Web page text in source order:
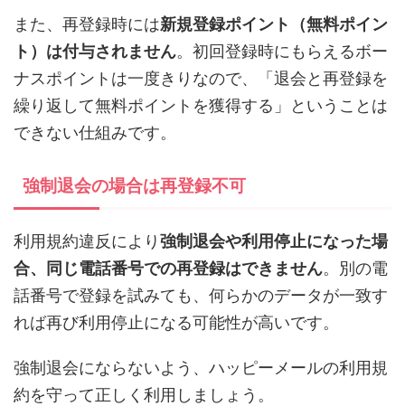
また、再登録時には新規登録ポイント（無料ポイン
ト）は付与されません。初回登録時にもらえるボー
ナスポイントは一度きりなので、「退会と再登録を
繰り返して無料ポイントを獲得する」ということは
できない仕組みです。
強制退会の場合は再登録不可
利用規約違反により強制退会や利用停止になった場
合、同じ電話番号での再登録はできません。別の電
話番号で登録を試みても、何らかのデータが一致す
れば再び利用停止になる可能性が高いです。
強制退会にならないよう、ハッピーメールの利用規
約を守って正しく利用しましょう。